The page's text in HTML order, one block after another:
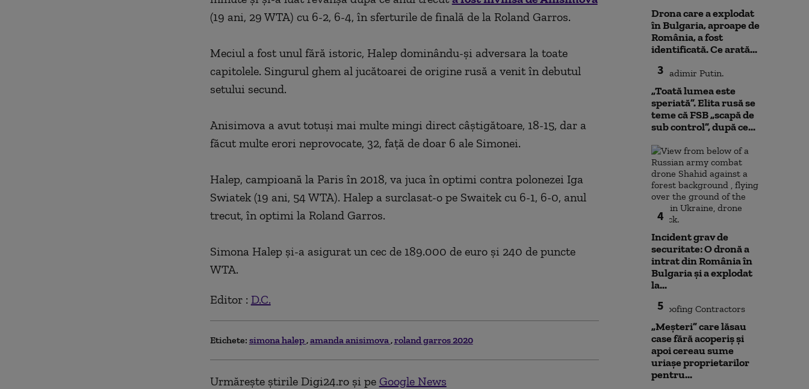
(19 ani, 29 WTA) cu 6-2, 6-4, în sferturile de finală de la Roland Garros.
Meciul a fost unul fără istoric, Halep dominându-şi adversara la toate
capitolele. Singurul ghem al jucătoarei de origine rusă a venit în debutul
setului secund.
Anisimova a avut totuşi mai multe mingi direct câştigătoare, 18-15, dar a
făcut multe erori neprovocate, 32, faţă de doar 6 ale Simonei.
Halep, campioană la Paris în 2018, va juca în optimi contra polonezei Iga
Swiatek (19 ani, 54 WTA). Halep a surclasat-o pe Swaitek cu 6-1, 6-0, anul
trecut, în optimi la Roland Garros.
Simona Halep şi-a asigurat un cec de 189.000 de euro şi 240 de puncte
WTA.
Editor : D.C.
Etichete: simona halep amanda anisimova roland garros 2020
Urmărește știrile Digi24.ro și pe Google News
Drona care a explodat
în Bulgaria, aproape de
România, a fost
identificată. Ce arată...
3
„Toată lumea este
speriată”. Elita rusă se
teme că FSB „scapă de
sub control”, după ce...
4
Incident grav de
securitate: O dronă a
intrat din România în
Bulgaria şi a explodat
la...
5
„Meșteri” care lăsau
case fără acoperiș și
apoi cereau sume
uriașe proprietarilor
pentru...